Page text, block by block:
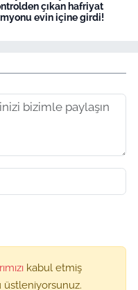
çıkan hafriyat
evin içine girdi!
kabul etmiş